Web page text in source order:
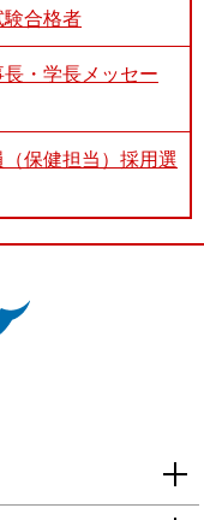
験合格者
・学長メッセー
保健担当）採用選